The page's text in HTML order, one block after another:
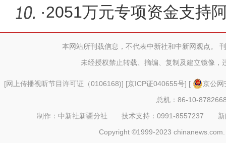
大奖
·2051万元专项资金支持
工作本网站所刊载信息，不代表中新社和中新网观点。
未经授权禁止转载、摘编、复制及建立镜像，
[网上传播视听节目许可证（0106168)] [京ICP证040655号] [
京公
总机：86-10-
制作：中新社新疆分社 技术支持：0991-8557237
Copyright ©1999-2023